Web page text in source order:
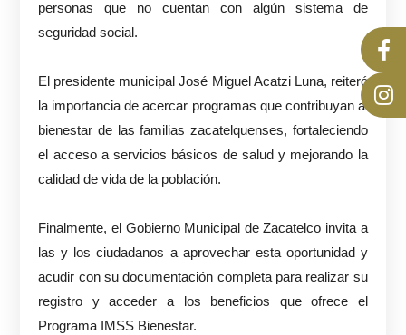
personas que no cuentan con algún sistema de
seguridad social.
El presidente municipal José Miguel Acatzi Luna, reiteró
la importancia de acercar programas que contribuyan al
bienestar de las familias zacatelquenses, fortaleciendo
el acceso a servicios básicos de salud y mejorando la
calidad de vida de la población.
Finalmente, el Gobierno Municipal de Zacatelco invita a
las y los ciudadanos a aprovechar esta oportunidad y
acudir con su documentación completa para realizar su
registro y acceder a los beneficios que ofrece el
Programa IMSS Bienestar.